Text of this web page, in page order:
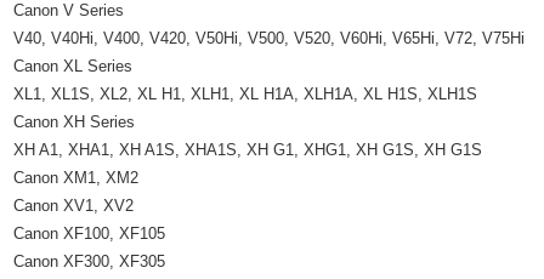
Canon V Series
V40, V40Hi, V400, V420, V50Hi, V500, V520, V60Hi, V65Hi, V72, V75Hi
Canon XL Series
XL1, XL1S, XL2, XL H1, XLH1, XL H1A, XLH1A, XL H1S, XLH1S
Canon XH Series
XH A1, XHA1, XH A1S, XHA1S, XH G1, XHG1, XH G1S, XH G1S
Canon XM1, XM2
Canon XV1, XV2
Canon XF100, XF105
Canon XF300, XF305